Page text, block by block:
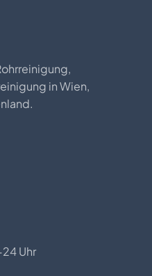
in Wien,
Uhr